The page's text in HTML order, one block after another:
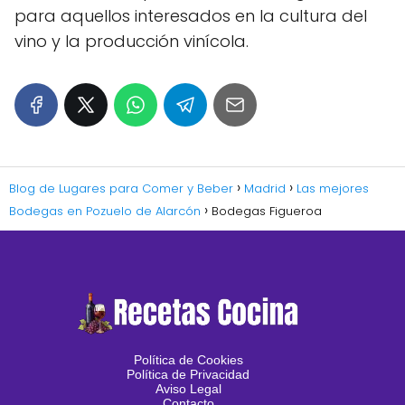
para aquellos interesados en la cultura del
vino y la producción vinícola.
Blog de Lugares para Comer y Beber Madrid
Las mejores
Bodegas en Pozuelo de Alarcón
Bodegas Figueroa
Política de Cookies
Política de Privacidad
Aviso Legal